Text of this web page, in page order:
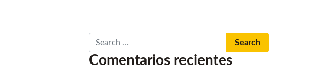
Search
Comentarios recientes